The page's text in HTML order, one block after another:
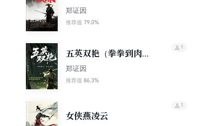
的冤
郑证因‌
推荐值 79.0%
五英双艳（拳拳到肉，
剑剑追魂！民国武侠北
派四大家郑证因扛鼎力
郑证因
推荐值 86.3%
1
女侠燕凌云
1